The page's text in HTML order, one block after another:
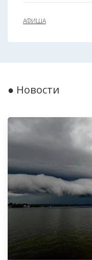
АФИША
● Новости